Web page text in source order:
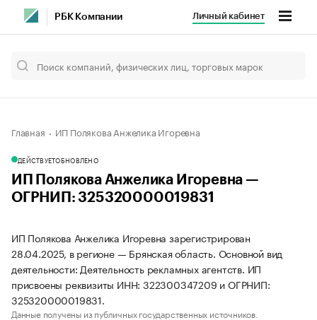
РБК Компании Личный кабинет
Главная ИП Полякова Анжелика Игоревна
ДЕЙСТВУЕТОБНОВЛЕНО
ИП Полякова Анжелика Игоревна —
ОГРНИП: 325320000019831
ИП Полякова Анжелика Игоревна зарегистрирован
28.04.2025, в регионе — Брянская область. Основной вид
деятельности: Деятельность рекламных агентств. ИП
присвоены реквизиты ИНН: 322300347209 и ОГРНИП:
325320000019831.
Данные получены из публичных государственных источников.